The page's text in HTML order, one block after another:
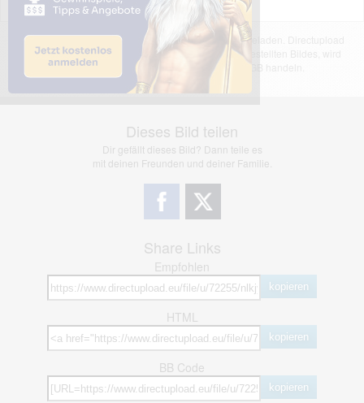
Das dargestellte Bild wurde von einem Nutzer hochgeladen. Directupload
übernimmt keinerlei Haftung für den Inhalt des dargestellten Bildes, wird
jedoch bei Verstößen nach §2(3) unserer AGB handeln.
Dieses Bild teilen
Dir gefällt dieses Bild? Dann teile es
mit deinen Freunden und deiner Familie.
Share Links
Empfohlen
kopieren
HTML
kopieren
BB Code
kopieren